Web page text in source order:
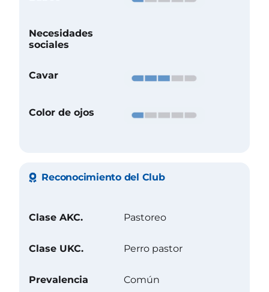
Necesidades
sociales
Cavar
Color de ojos
Reconocimiento del Club
Clase AKC. Pastoreo
Clase UKC. Perro pastor
Prevalencia Común